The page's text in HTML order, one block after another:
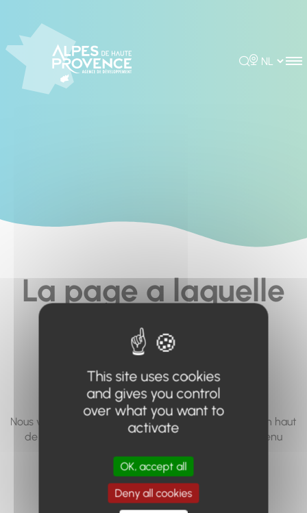
Rechercher
Choisir la
La page a laquelle
vous cherchez à
accéder n'existe
pas... ou plus.
Nous vous invitons à utiliser le moteur de recherche en haut
de page, ou à utiliser le menu pour trouver le contenu
Retour à l'accueil
This site uses cookies
and gives you control
over what you want to
activate
OK, accept all
Deny all cookies